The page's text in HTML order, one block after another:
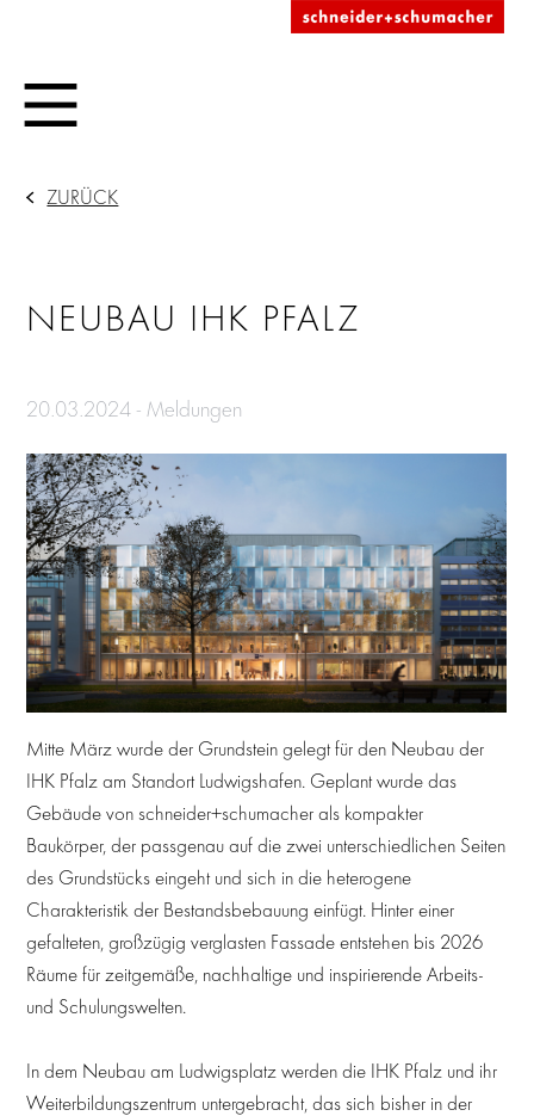
ZURÜCK
NEUBAU IHK PFALZ
20.03.2024 - Meldungen
Mitte März wurde der Grundstein gelegt für den Neubau der
IHK Pfalz am Standort Ludwigshafen. Geplant wurde das
Gebäude von schneider+schumacher als kompakter
Baukörper, der passgenau auf die zwei unterschiedlichen Seiten
des Grundstücks eingeht und sich in die heterogene
Charakteristik der Bestandsbebauung einfügt. Hinter einer
gefalteten, großzügig verglasten Fassade entstehen bis 2026
Räume für zeitgemäße, nachhaltige und inspirierende Arbeits-
und Schulungswelten.
In dem Neubau am Ludwigsplatz werden die IHK Pfalz und ihr
Weiterbildungszentrum untergebracht, das sich bisher in der